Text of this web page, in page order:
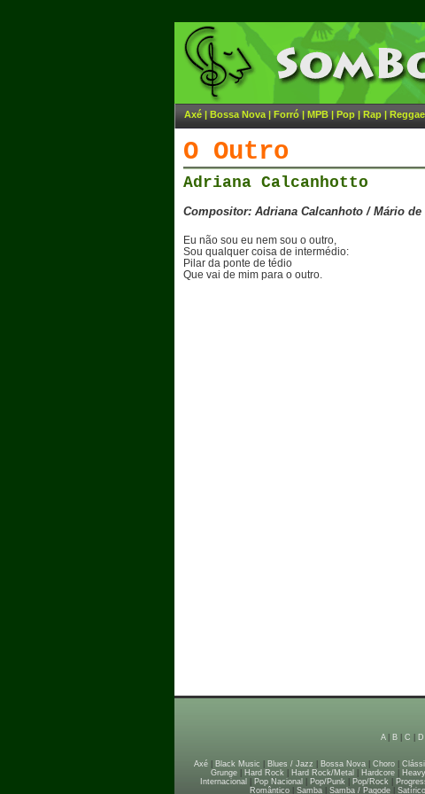
Axé | Bossa Nova | Forró | MPB | Pop | Rap | Reggae
O Outro
Adriana Calcanhotto
Compositor: Adriana Calcanhoto / Mário de
Eu não sou eu nem sou o outro,
Sou qualquer coisa de intermédio:
Pilar da ponte de tédio
Que vai de mim para o outro.
A| B| C D
Axé
Black Music Blues / Jazz Bossa Nova Choro
Grunge| Hard Rock| Hard Rock/Metal Hardcore|
Internacional
Pop Nacional Pop/Punk| Pop/Rock|
Romântico| Samba| Samba / Pagode| Satírico